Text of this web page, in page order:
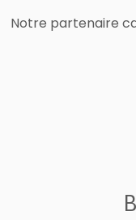
Notre partenaire